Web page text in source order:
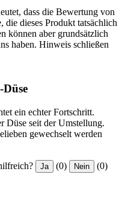
dass die Bewertung von
die dieses Produkt tatsächlich
können aber grundsätzlich
haben. Hinweis schließen
ein echter Fortschritt.
Düse seit der Umstellung.
gewechselt werden
Ja (0) Nein (0)